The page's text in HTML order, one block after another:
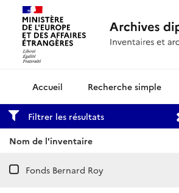
Archives diplomatiquesRecherche simple
Filtrer les résultats
Nom de l'inventaire
Fonds Bernard Roy